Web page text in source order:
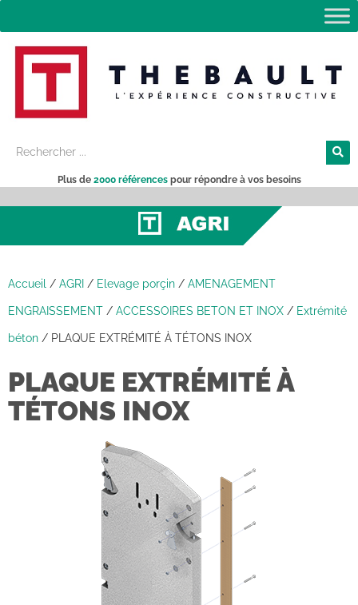
Plus de 2000 référencespour répondre à vos besoins
Accueil / AGRI / Elevage porçin / AMENAGEMENT
ENGRAISSEMENT / ACCESSOIRES BETON ET INOX / Extrémité
béton / PLAQUE EXTRÉMITÉ À TÉTONS INOX
PLAQUE EXTRÉMITÉ À
TÉTONS INOX